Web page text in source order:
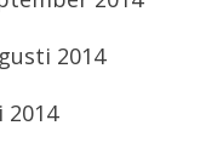
2014
2014